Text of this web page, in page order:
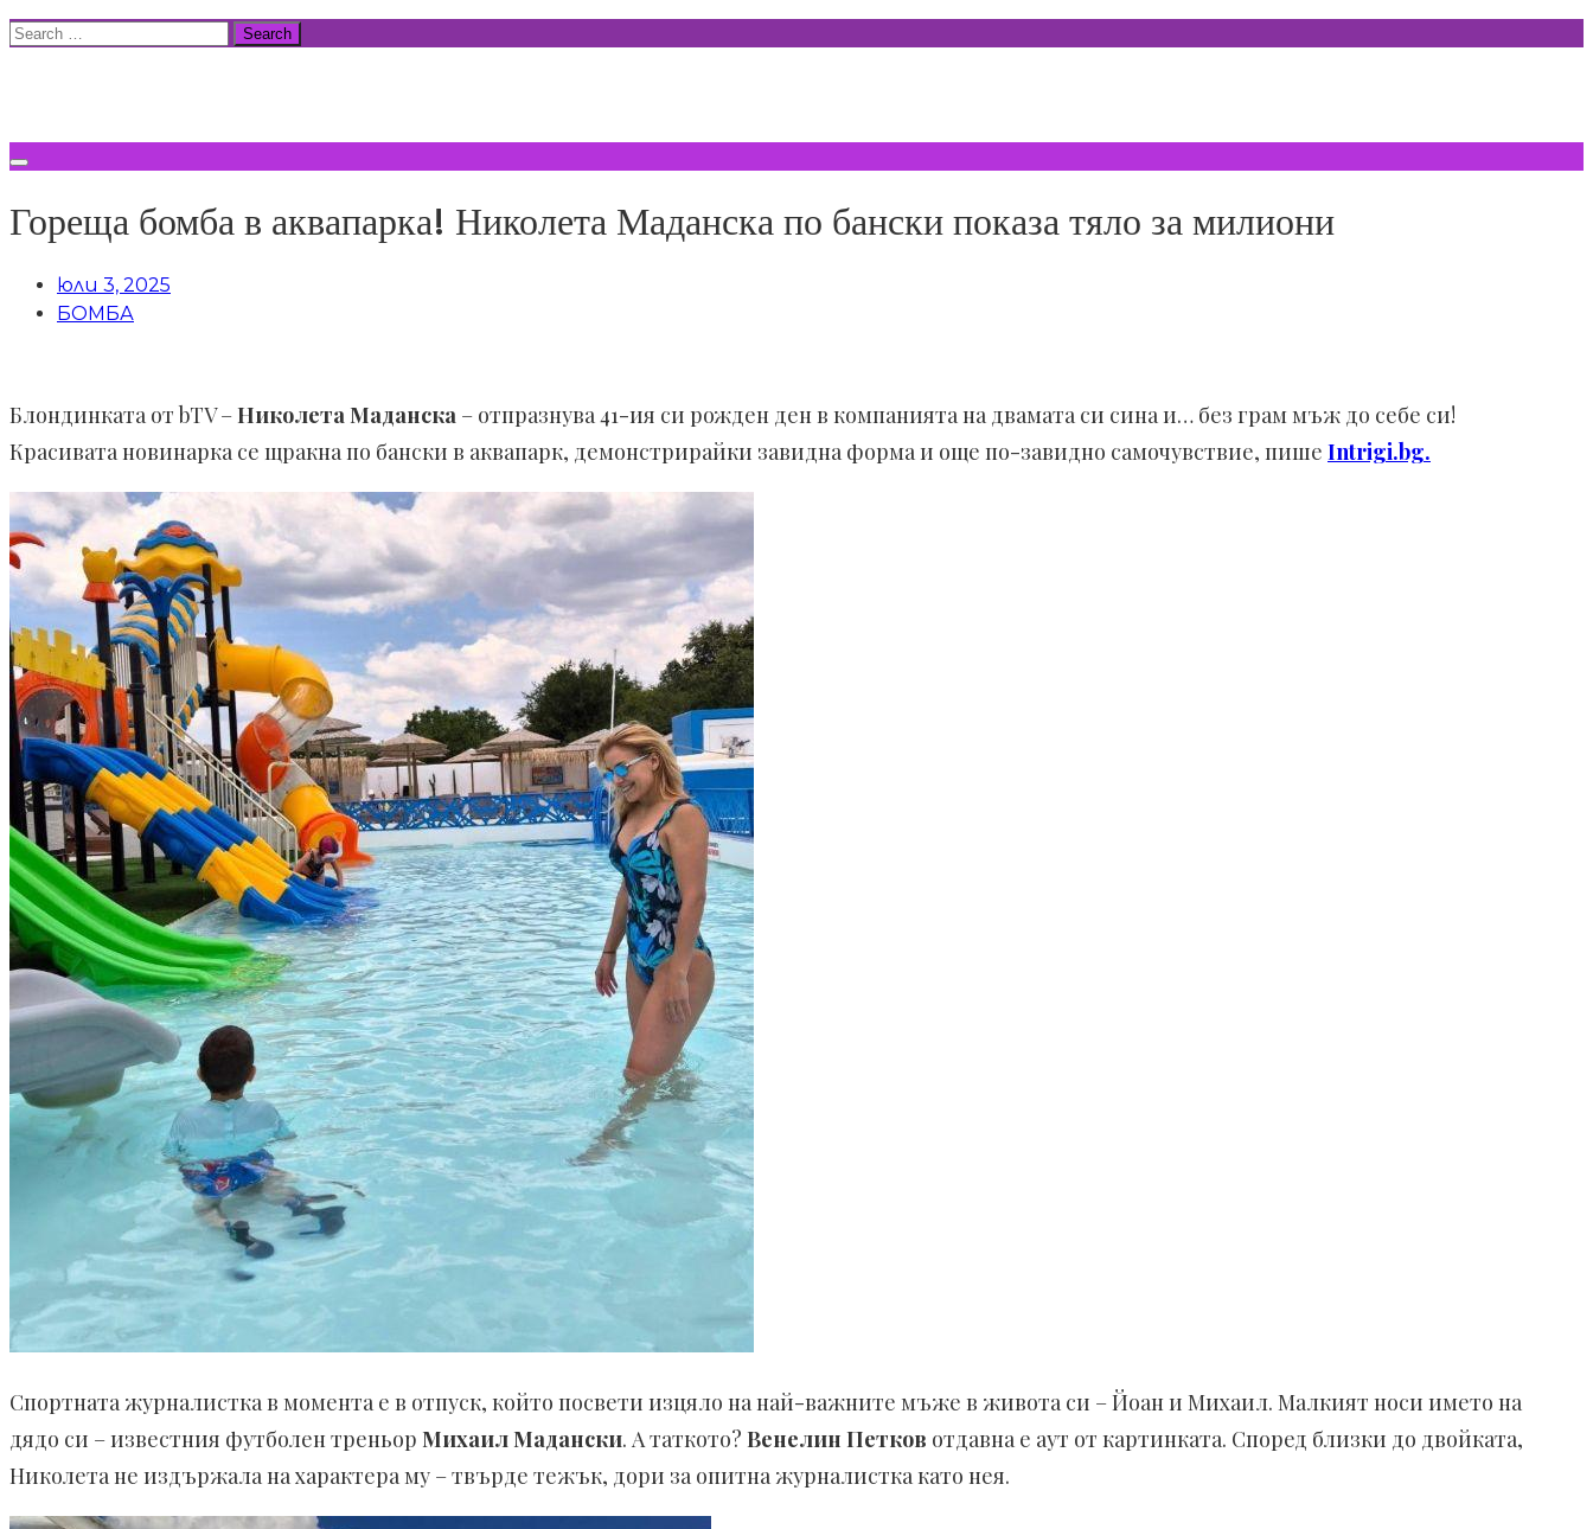
Skip
Search
Гореща бомба в аквапарка! Николета Маданска по бански показа тяло за милиони
юли 3, 2025
БОМБА
Блондинката от bTV –Николета Маданска – отпразнува 41-ия си рожден ден в компанията на двамата си сина и… без грам мъж до себе си!
Красивата новинарка се щракна по бански в аквапарк, демонстрирайки завидна форма и още по-завидно самочувствие, пише Intrigi.bg.
Спортната журналистка в момента е в отпуск, който посвети изцяло на най-важните мъже в живота си – Йоан и Михаил. Малкият носи името на
дядо си – известния футболен треньор Михаил Мадански. А таткото? Венелин Петков отдавна е аут от картинката. Според близки до двойката,
Николета не издържала на характера му – твърде тежък, дори за опитна журналистка като нея.